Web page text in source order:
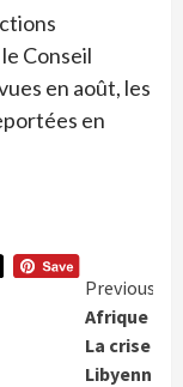
Conseil
en août, les
en
Previous
Afrique :
La crise
Libyenne